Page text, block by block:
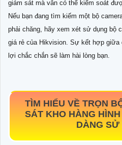
giám sát mà vẫn có thể kiểm soát
Nếu bạn đang tìm kiếm một bộ
phải chăng, hãy xem xét sử dụng bộ
giá rẻ của Hikvision. Sự kết hợp giữa
lợi chắc chắn sẽ làm hài lòng bạn.
TÌM HIỂU VỀ TRỌN
SÁT KHO HÀNG
DÀNG SỬ